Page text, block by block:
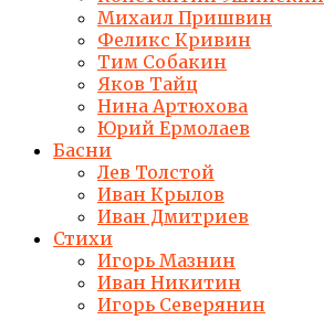
Михаил Пришвин
Феликс Кривин
Тим Собакин
Яков Тайц
Нина Артюхова
Юрий Ермолаев
Басни
Лев Толстой
Иван Крылов
Иван Дмитриев
Стихи
Игорь Мазнин
Иван Никитин
Игорь Северянин